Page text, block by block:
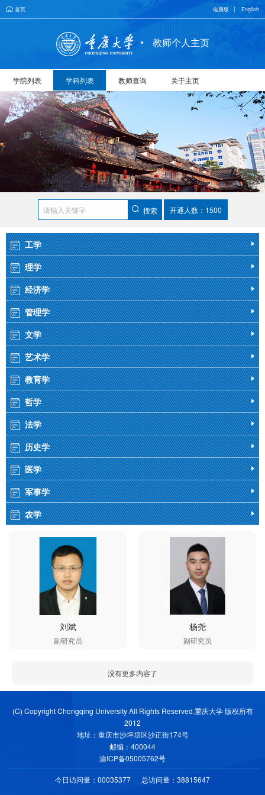
首页 电脑版 English
教师个人主页
学院列表 学科列表 教师查询 关于主页
搜索 开通人数：1500
工学
理学
经济学
管理学
文学
艺术学
教育学
哲学
法学
历史学
医学
军事学
农学
刘斌
副研究员
杨尧
副研究员
没有更多内容了
(C) Copyright Chongqing University All Rights Reserved.重庆大学 版权所有
2012
地址：重庆市沙坪坝区沙正街174号
邮编：400044
渝ICP备05005762号
今日访问量： 00035377 总访问量： 38815647